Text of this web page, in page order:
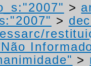
>
>
>